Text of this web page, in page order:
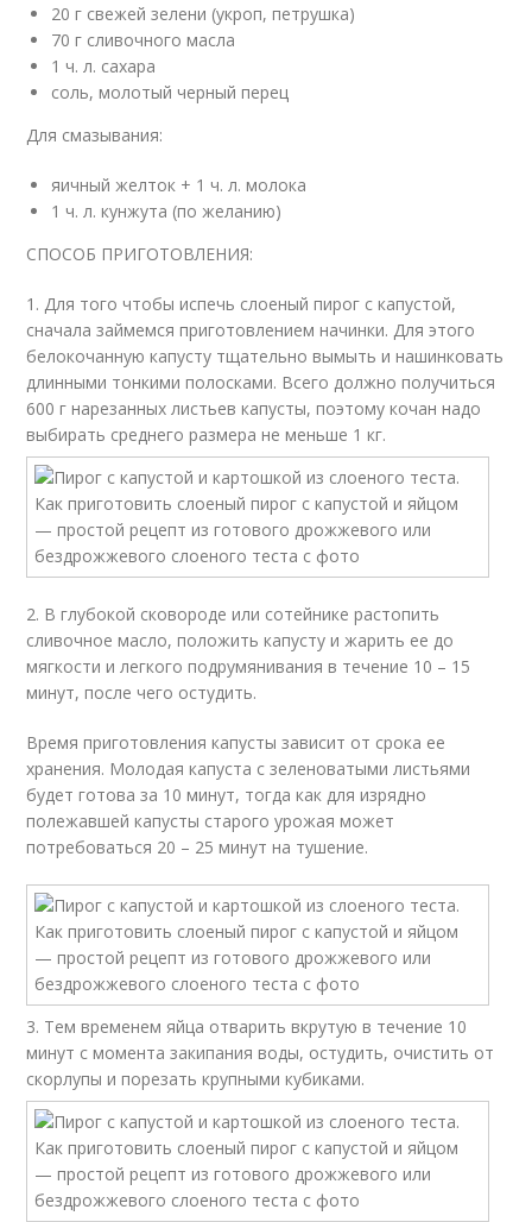
20 г свежей зелени (укроп, петрушка)
70 г сливочного масла
1 ч. л. сахара
соль, молотый черный перец
Для смазывания:
яичный желток + 1 ч. л. молока
1 ч. л. кунжута (по желанию)
СПОСОБ ПРИГОТОВЛЕНИЯ:
1. Для того чтобы испечь слоеный пирог с капустой,
сначала займемся приготовлением начинки. Для этого
белокочанную капусту тщательно вымыть и нашинковать
длинными тонкими полосками. Всего должно получиться
600 г нарезанных листьев капусты, поэтому кочан надо
выбирать среднего размера не меньше 1 кг.
2. В глубокой сковороде или сотейнике растопить
сливочное масло, положить капусту и жарить ее до
мягкости и легкого подрумянивания в течение 10 – 15
минут, после чего остудить.
Время приготовления капусты зависит от срока ее
хранения. Молодая капуста с зеленоватыми листьями
будет готова за 10 минут, тогда как для изрядно
полежавшей капусты старого урожая может
потребоваться 20 – 25 минут на тушение.
3. Тем временем яйца отварить вкрутую в течение 10
минут с момента закипания воды, остудить, очистить от
скорлупы и порезать крупными кубиками.